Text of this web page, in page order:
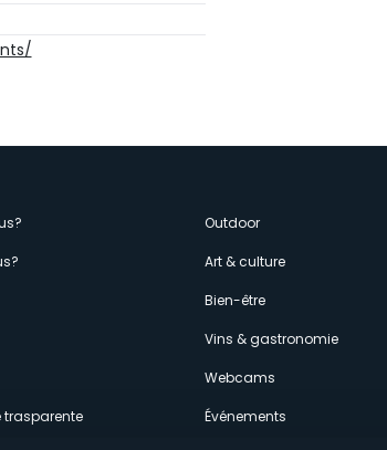
trasparente
Outdoor
Art & culture
Bien-être
Vins & gastronomie
Webcams
Événements